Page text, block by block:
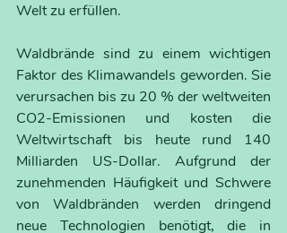
Welt zu erfüllen.
Waldbrände sind zu einem wichtigen
Faktor des Klimawandels geworden. Sie
verursachen bis zu 20 % der weltweiten
CO2-Emissionen und kosten die
Weltwirtschaft bis heute rund 140
Milliarden US-Dollar. Aufgrund der
zunehmenden Häufigkeit und Schwere
von Waldbränden werden dringend
neue Technologien benötigt, die in